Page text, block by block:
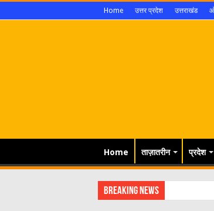
Home उत्तर प्रदेश उत्तराखंड
Home ताज़ातरीन प्रदेश
Breaking News